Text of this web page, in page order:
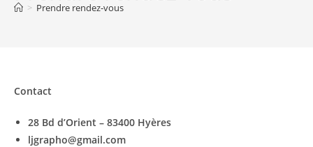
> Prendre rendez-vous
Contact
28 Bd d’Orient – 83400 Hyères
ljgrapho@gmail.com